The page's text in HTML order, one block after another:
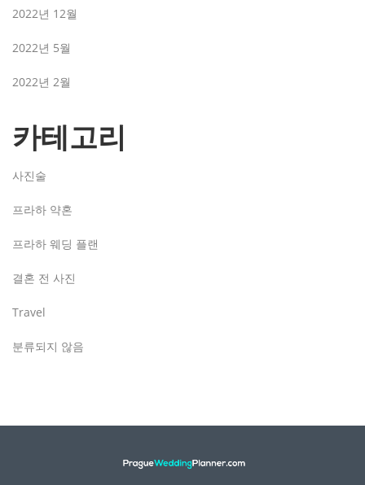
2022년 12월
2022년 5월
2022년 2월
카테고리
사진술
프라하 약혼
프라하 웨딩 플랜
결혼 전 사진
Travel
분류되지 않음